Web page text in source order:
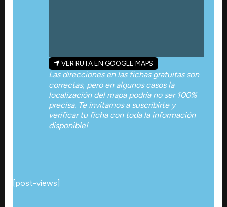
VER RUTA EN GOOGLE MAPS
Las direcciones en las fichas gratuitas son
correctas, pero en algunos casos la
localización del mapa podría no ser 100%
precisa. Te invitamos a suscribirte y
verificar tu ficha con toda la información
disponible!
[post-views]